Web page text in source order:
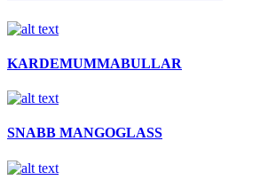
KARDEMUMMABULLAR
SNABB MANGOGLASS